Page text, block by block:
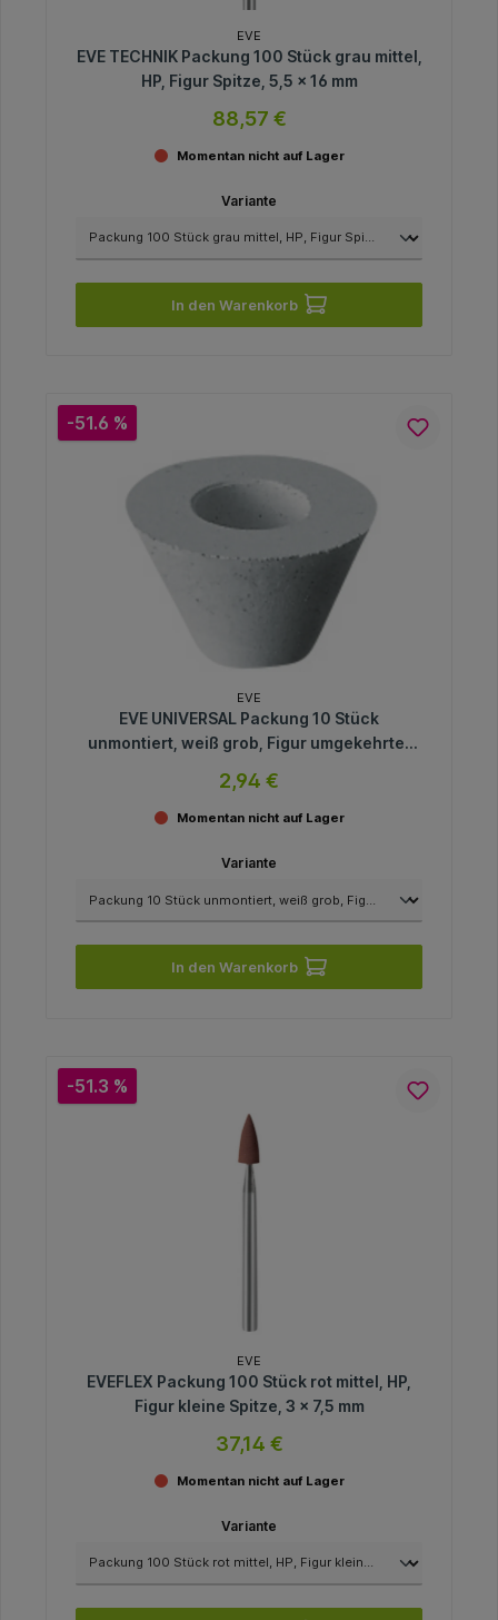
EVE
EVE TECHNIK Packung 100 Stück grau mittel,
HP, Figur Spitze, 5,5 x 16 mm
88,57 €
Momentan nicht auf Lager
Variante
In den Warenkorb
-51.6 %
EVE
EVE UNIVERSAL Packung 10 Stück
unmontiert, weiß grob, Figur umgekehrter
2,94 €
Momentan nicht auf Lager
Variante
In den Warenkorb
-51.3 %
EVE
EVEFLEX Packung 100 Stück rot mittel, HP,
Figur kleine Spitze, 3 x 7,5 mm
37,14 €
Momentan nicht auf Lager
Variante